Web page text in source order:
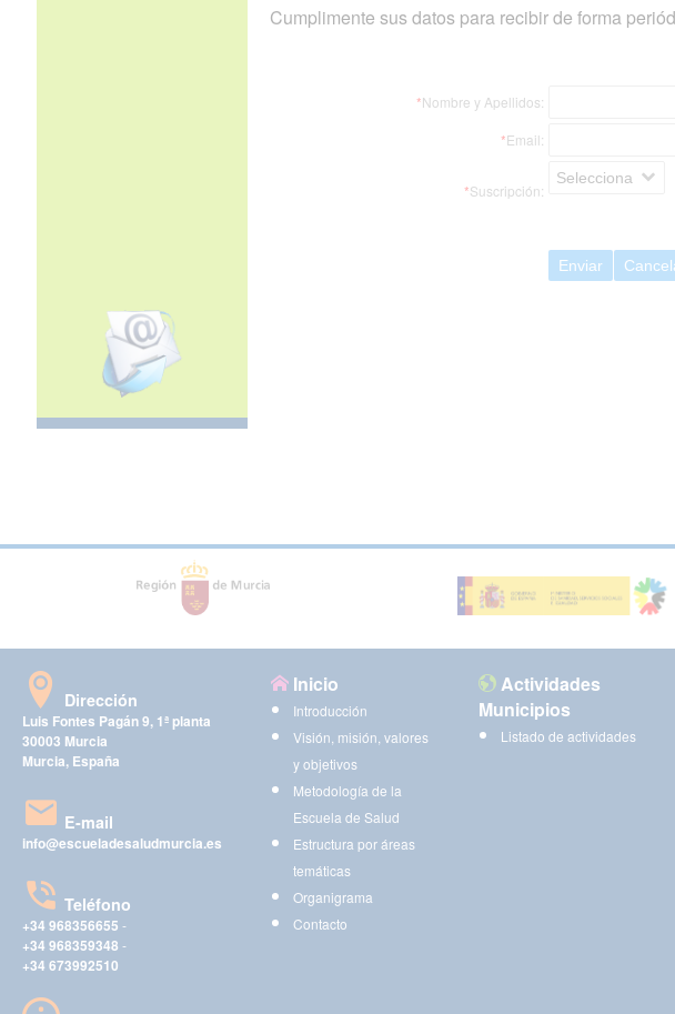
Cumplimente sus datos para recibir de forma
*Nombre y Apellidos:
*Email:
*Suscripción:
Selecciona
Enviar
Dirección
Luis Fontes Pagán 9, 1ª planta
30003 Murcia
Murcia, España
E-mail
info@escueladesaludmurcia.es
Teléfono
+34 968356655 -
+34 968359348 -
+34 673992510
Inicio
Introducción
Visión, misión, valores
y objetivos
Metodología de la
Escuela de Salud
Estructura por áreas
temáticas
Organigrama
Contacto
Actividades
Municipios
Listado de actividades